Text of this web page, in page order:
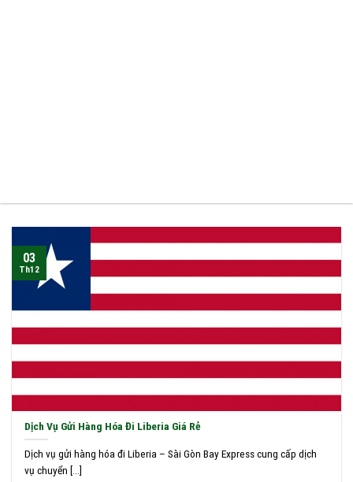
Dịch Vụ Gửi Hàng Hóa Đi Liberia Giá Rẻ
Dịch vụ gửi hàng hóa đi Liberia – Sài Gòn Bay Express cung cấp dịch
vụ chuyển [...]
03
Th12